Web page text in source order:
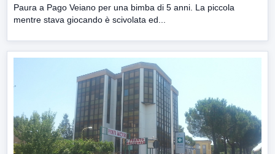
Paura a Pago Veiano per una bimba di 5 anni. La piccola
mentre stava giocando è scivolata ed...